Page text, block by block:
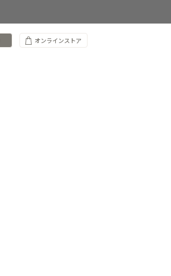
オンラインストア